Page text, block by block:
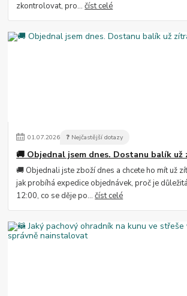
zkontrolovat, pro...číst celé
01.07.2026 ❓ Nejčastější dotazy
🚚 Objednal jsem dnes. Dostanu balík už
🚚 Objednali jste zboží dnes a chcete ho mít už
jak probíhá expedice objednávek, proč je
12:00, co se děje po...číst celé